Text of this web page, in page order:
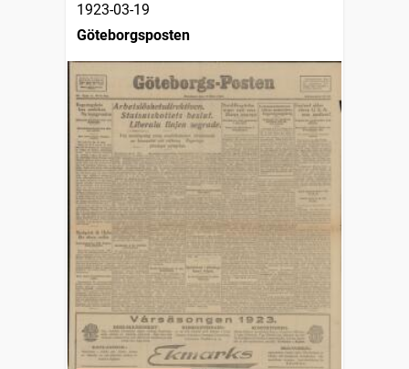
1923-03-19
Göteborgsposten